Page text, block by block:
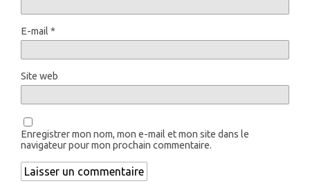
E-mail *
Site web
Enregistrer mon nom, mon e-mail et mon site dans le
navigateur pour mon prochain commentaire.